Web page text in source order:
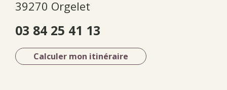
39270 Orgelet
03 84 25 41 13
Calculer mon itinéraire